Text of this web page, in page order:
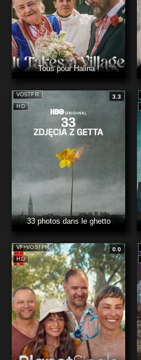
Tous pour Halina !
HD
VOSTFR 3.3
33 photos dans le ghetto
HD
VF+VOSTFR 0.0